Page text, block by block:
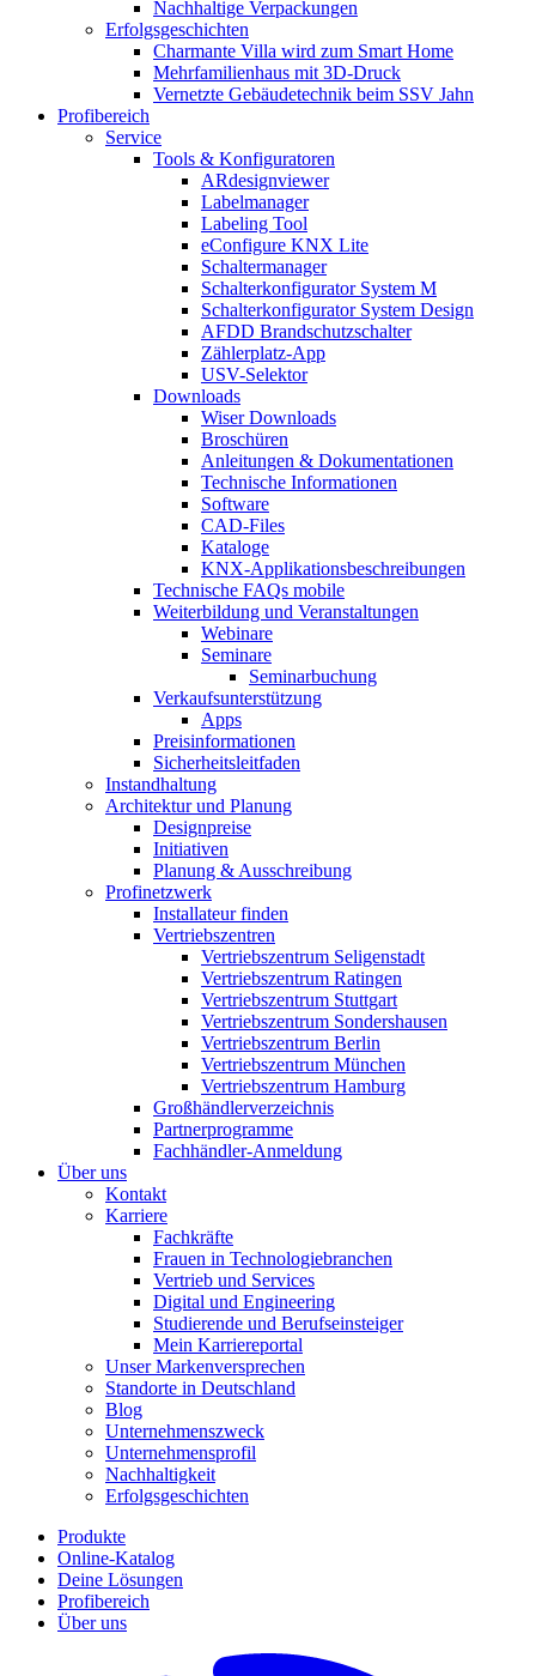
Nachhaltige Verpackungen
Erfolgsgeschichten
Charmante Villa wird zum Smart Home
Mehrfamilienhaus mit 3D-Druck
Vernetzte Gebäudetechnik beim SSV Jahn
Profibereich
Service
Tools & Konfiguratoren
ARdesignviewer
Labelmanager
Labeling Tool
eConfigure KNX Lite
Schaltermanager
Schalterkonfigurator System M
Schalterkonfigurator System Design
AFDD Brandschutzschalter
Zählerplatz-App
USV-Selektor
Downloads
Wiser Downloads
Broschüren
Anleitungen & Dokumentationen
Technische Informationen
Software
CAD-Files
Kataloge
KNX-Applikationsbeschreibungen
Technische FAQs mobile
Weiterbildung und Veranstaltungen
Webinare
Seminare
Seminarbuchung
Verkaufsunterstützung
Apps
Preisinformationen
Sicherheitsleitfaden
Instandhaltung
Architektur und Planung
Designpreise
Initiativen
Planung & Ausschreibung
Profinetzwerk
Installateur finden
Vertriebszentren
Vertriebszentrum Seligenstadt
Vertriebszentrum Ratingen
Vertriebszentrum Stuttgart
Vertriebszentrum Sondershausen
Vertriebszentrum Berlin
Vertriebszentrum München
Vertriebszentrum Hamburg
Großhändlerverzeichnis
Partnerprogramme
Fachhändler-Anmeldung
Über uns
Kontakt
Karriere
Fachkräfte
Frauen in Technologiebranchen
Vertrieb und Services
Digital und Engineering
Studierende und Berufseinsteiger
Mein Karriereportal
Unser Markenversprechen
Standorte in Deutschland
Blog
Unternehmenszweck
Unternehmensprofil
Nachhaltigkeit
Erfolgsgeschichten
Produkte
Online-Katalog
Deine Lösungen
Profibereich
Über uns